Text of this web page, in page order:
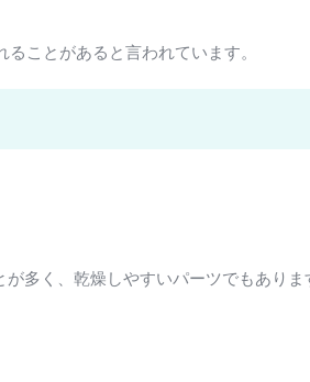
ことがあると言われています。
多く、乾燥しやすいパーツでもありま